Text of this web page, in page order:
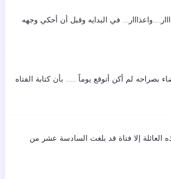
في البدايه وقبل أن أحكي وجهه
لم أكن أتوقع يوماً ..... بأن كتابة الفتاه
إلا فتاة قد بلغت السادسة عشر من